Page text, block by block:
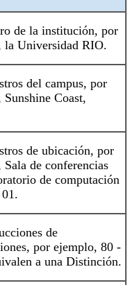
de la institución, por
la Universidad RIO.
del campus, por
Coast,
de ubicación, por
Sala de conferencias
de computación
de
por ejemplo, 80 -
a una Distinción.